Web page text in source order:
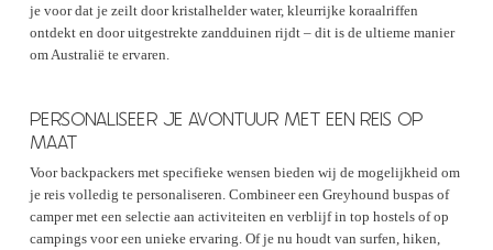
je voor dat je zeilt door kristalhelder water, kleurrijke koraalriffen
ontdekt en door uitgestrekte zandduinen rijdt – dit is de ultieme manier
om Australië te ervaren.
PERSONALISEER JE AVONTUUR MET EEN REIS OP
MAAT
Voor backpackers met specifieke wensen bieden wij de mogelijkheid om
je reis volledig te personaliseren. Combineer een Greyhound buspas of
camper met een selectie aan activiteiten en verblijf in top hostels of op
campings voor een unieke ervaring. Of je nu houdt van surfen, hiken,